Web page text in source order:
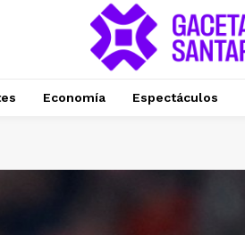
Economía Espectáculos